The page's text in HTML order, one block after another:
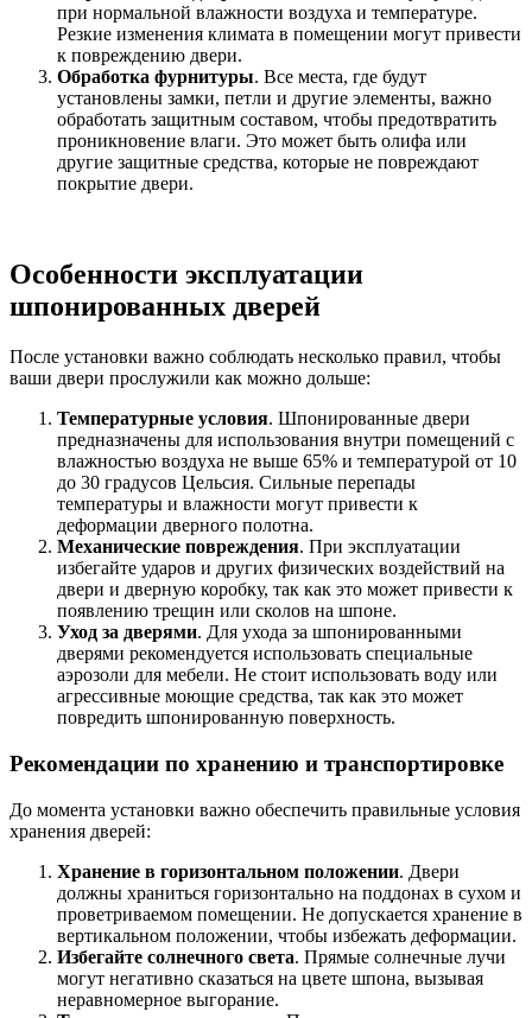
при нормальной влажности воздуха и температуре.
Резкие изменения климата в помещении могут привести
к повреждению двери.
Обработка фурнитуры. Все места, где будут
установлены замки, петли и другие элементы, важно
обработать защитным составом, чтобы предотвратить
проникновение влаги. Это может быть олифа или
другие защитные средства, которые не повреждают
покрытие двери.
Особенности эксплуатации
шпонированных дверей
После установки важно соблюдать несколько правил, чтобы
ваши двери прослужили как можно дольше:
Температурные условия. Шпонированные двери
предназначены для использования внутри помещений с
влажностью воздуха не выше 65% и температурой от 10
до 30 градусов Цельсия. Сильные перепады
температуры и влажности могут привести к
деформации дверного полотна.
Механические повреждения. При эксплуатации
избегайте ударов и других физических воздействий на
двери и дверную коробку, так как это может привести к
появлению трещин или сколов на шпоне.
Уход за дверями. Для ухода за шпонированными
дверями рекомендуется использовать специальные
аэрозоли для мебели. Не стоит использовать воду или
агрессивные моющие средства, так как это может
повредить шпонированную поверхность.
Рекомендации по хранению и транспортировке
До момента установки важно обеспечить правильные условия
хранения дверей:
Хранение в горизонтальном положении. Двери
должны храниться горизонтально на поддонах в сухом и
проветриваемом помещении. Не допускается хранение в
вертикальном положении, чтобы избежать деформации.
Избегайте солнечного света. Прямые солнечные лучи
могут негативно сказаться на цвете шпона, вызывая
неравномерное выгорание.